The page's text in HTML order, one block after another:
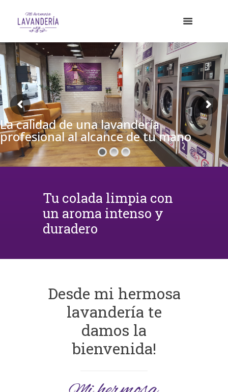
La calidad de una lavandería
profesional al alcance de tu mano
Tu colada limpia con
un aroma intenso y
duradero
Desde mi hermosa
lavandería te
damos la
bienvenida!